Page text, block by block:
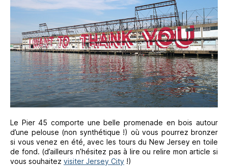
Le Pier 45 comporte une belle promenade en bois autour
d’une pelouse (non synthétique !) où vous pourrez bronzer
si vous venez en été, avec les tours du New Jersey en toile
de fond. (d’ailleurs n’hésitez pas à lire ou relire mon article si
vous souhaitez visiter Jersey City !)